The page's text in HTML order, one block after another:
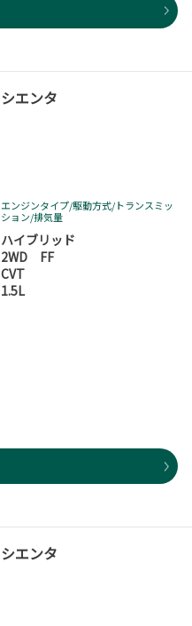
シエンタ
エンジンタイプ/駆動方式/トランスミッ
ション/排気量
ハイブリッド
2WD FF
CVT
1.5L
シエンタ